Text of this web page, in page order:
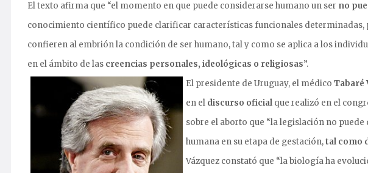
El texto afirma que “el momento en que puede considerarse humano un ser no
conocimiento científico puede clarificar características funcionales determinadas,
confieren al embrión la condición de ser humano, tal y como se aplica a los
en el ámbito de las creencias personales, ideológicas o religiosas”.
El presidente de Uruguay, el médico Tabaré
en el discurso oficial que realizó en el
sobre el aborto que “la legislación no
humana en su etapa de gestación,tal como
Vázquez constató que “la biología ha